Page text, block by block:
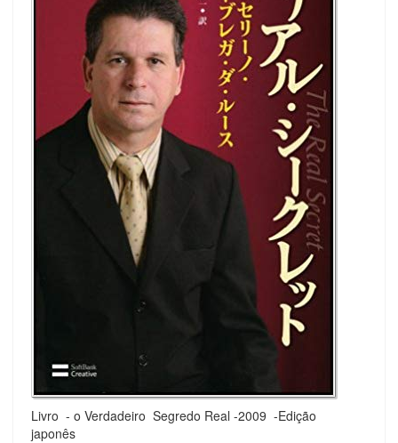
Livro - o Verdadeiro Segredo Real -2009 -Edição
japonês